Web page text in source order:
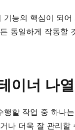
능의 핵심이 되어
동일하게 작동할
이너 나열
할 작업 중 하나
나 더욱 잘 관리할